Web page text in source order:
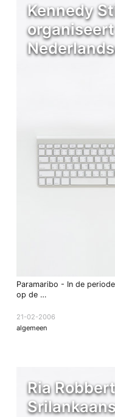
Kennedy
Paramaribo - In de
op de …
21-02-2006
algemeen
Ria